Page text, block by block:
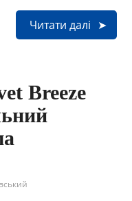
Читати далі
Breeze